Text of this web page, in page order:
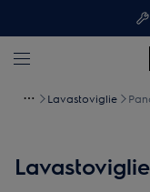
Lavastoviglie
Lavastoviglie